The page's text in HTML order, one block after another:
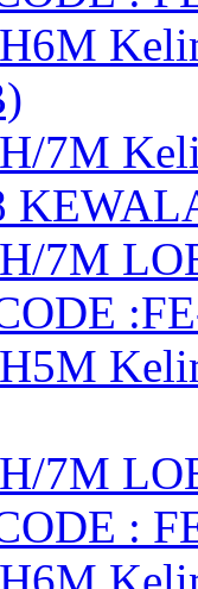
7M
7M
7M
: